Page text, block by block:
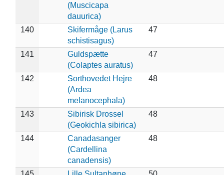
(Muscicapa
dauurica)
140
Skifermåge (Larus
schistisagus)
47
141
Guldspætte
(Colaptes auratus)
47
142
Sorthovedet Hejre
(Ardea
melanocephala)
48
143
Sibirisk Drossel
(Geokichla sibirica)
48
144
Canadasanger
(Cardellina
canadensis)
48